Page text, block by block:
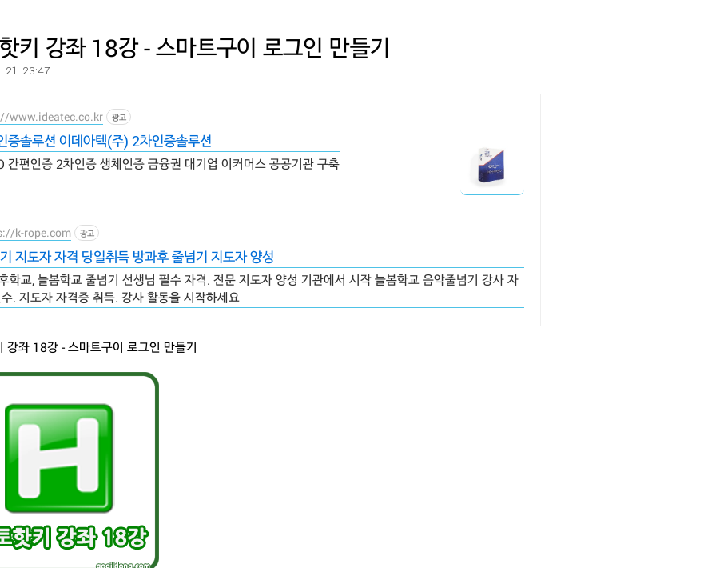
키 강좌 18강 - 스마트구이 로그인 만들기
21. 23:47
www.ideatec.co.kr 광고
증솔루션 이데아텍(주) 2차인증솔루션
간편인증 2차인증 생체인증 금융권 대기업 이커머스 공공기관 구축
k-rope.com 광고
지도자 자격 당일취득 방과후 줄넘기 지도자 양성
학교, 늘봄학교 줄넘기 선생님 필수 자격. 전문 지도자 양성 기관에서 시작 늘봄학교 음악줄넘기 강사 자
. 지도자 자격증 취득. 강사 활동을 시작하세요
강좌 18강 - 스마트구이 로그인 만들기